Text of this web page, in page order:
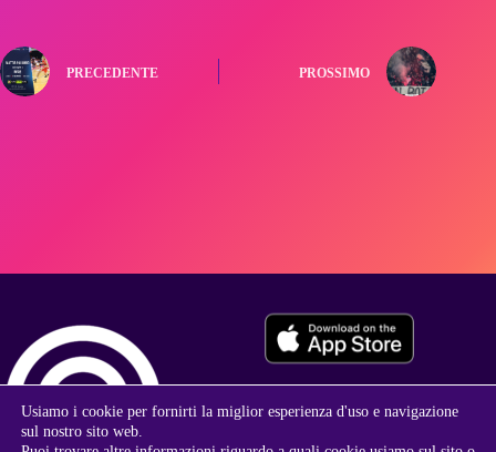
PRECEDENTE PROSSIMO
Usiamo i cookie per fornirti la miglior esperienza d'uso e navigazione
sul nostro sito web.